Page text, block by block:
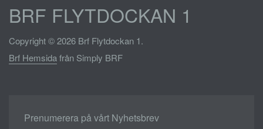
BRF FLYTDOCKAN 1
Copyright © 2026 Brf Flytdockan 1.
Brf Hemsidafrån Simply BRF
Prenumerera på vårt Nyhetsbrev